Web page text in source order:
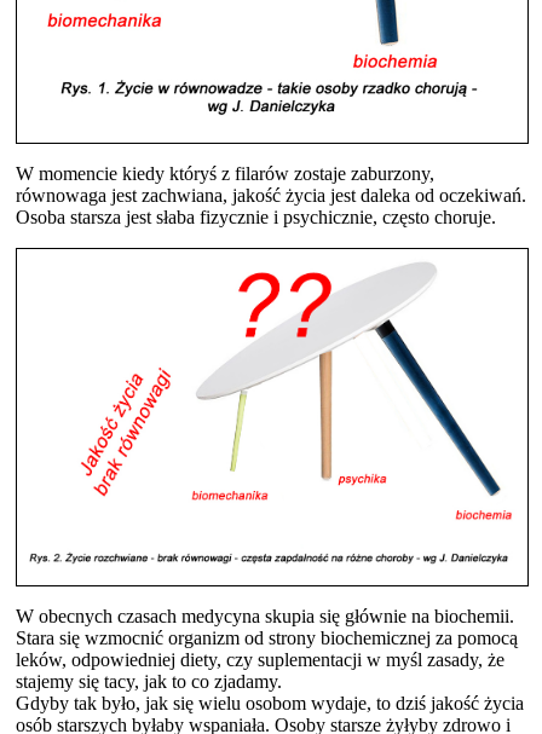
W momencie kiedy któryś z filarów zostaje zaburzony,
równowaga jest zachwiana, jakość życia jest daleka od oczekiwań.
Osoba starsza jest słaba fizycznie i psychicznie, często choruje.
W obecnych czasach medycyna skupia się głównie na biochemii.
Stara się wzmocnić organizm od strony biochemicznej za pomocą
leków, odpowiedniej diety, czy suplementacji w myśl zasady, że
stajemy się tacy, jak to co zjadamy.
Gdyby tak było, jak się wielu osobom wydaje, to dziś jakość życia
osób starszych byłaby wspaniała. Osoby starsze żyłyby zdrowo i